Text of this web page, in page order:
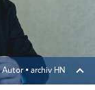
Autor ▪ archiv HN